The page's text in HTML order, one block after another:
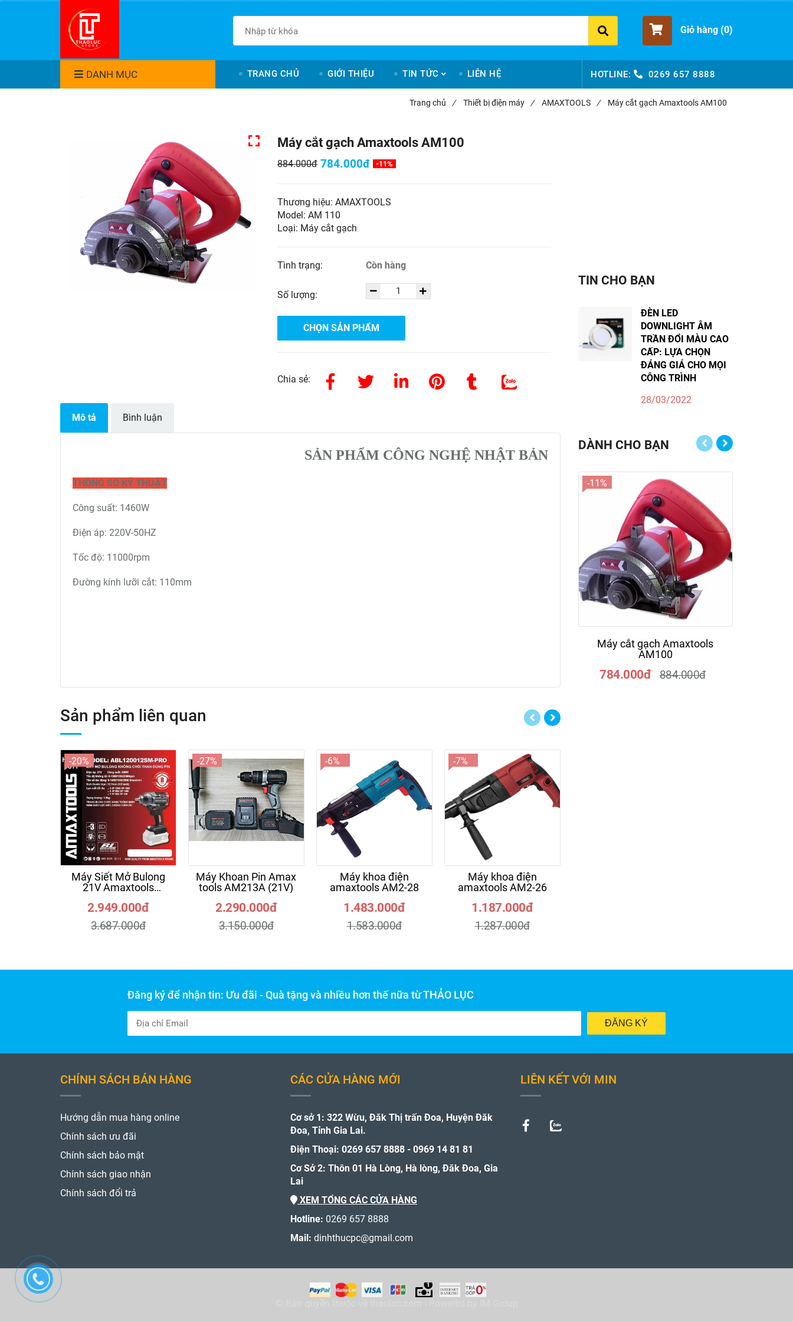
Giỏ hàng (0)
DANH MỤC TRANG CHỦ GIỚI THIỆU TIN TỨC LIÊN HỆ HOTLINE: 0269 657 8888
Trang chủ / Thiết bị điện máy / AMAXTOOLS / Máy cắt gạch Amaxtools AM100
Máy cắt gạch Amaxtools AM100
884.000đ 784.000đ -11%
Thương hiệu: AMAXTOOLS
Model: AM 110
Loại: Máy cắt gạch
Tình trạng: Còn hàng
Số lượng:
CHỌN SẢN PHẨM
Chia sẻ:
Mô tả Bình luận
SẢN PHẨM CÔNG NGHỆ NHẬT BẢN
THÔNG SỐ KỸ THUẬT
Công suất: 1460W
Điện áp: 220V-50HZ
Tốc độ: 11000rpm
Đường kính lưỡi cắt: 110mm
Sản phẩm liên quan
-20%
Máy Siết Mở Bulong
21V Amaxtools
Lực Siết 1200N.m
2.949.000đ
3.687.000đ
-27%
Máy Khoan Pin Amax
tools AM213A (21V)
2.290.000đ
3.150.000đ
-6%
Máy khoa điện
amaxtools AM2-28
1.483.000đ
1.583.000đ
-7%
Máy khoa điện
amaxtools AM2-26
1.187.000đ
1.287.000đ
TIN CHO BẠN
ĐÈN LED
DOWNLIGHT ÂM
TRẦN ĐỔI MÀU CAO
CẤP: LỰA CHỌN
ĐÁNG GIÁ CHO MỌI
CÔNG TRÌNH
28/03/2022
DÀNH CHO BẠN
-11%
Máy cắt gạch Amaxtools
AM100
784.000đ 884.000đ
Đăng ký để nhận tin: Ưu đãi - Quà tặng và nhiều hơn thế nữa từ THẢO LỤC
ĐĂNG KÝ
CHÍNH SÁCH BÁN HÀNG
Hướng dẫn mua hàng online
Chính sách ưu đãi
Chính sách bảo mật
Chính sách giao nhận
Chính sách đổi trả
CÁC CỬA HÀNG MỚI
Cơ sở 1: 322 Wừu, Đăk Thị trấn Đoa, Huyện Đăk
Đoa, Tỉnh Gia Lai.
Điện Thoại: 0269 657 8888 - 0969 14 81 81
Cơ Sở 2: Thôn 01 Hà Lòng, Hà lòng, Đăk Đoa, Gia
Lai
XEM TỔNG CÁC CỬA HÀNG
Hotline: 0269 657 8888
Mail: dinhthucpc@gmail.com
LIÊN KẾT VỚI MIN